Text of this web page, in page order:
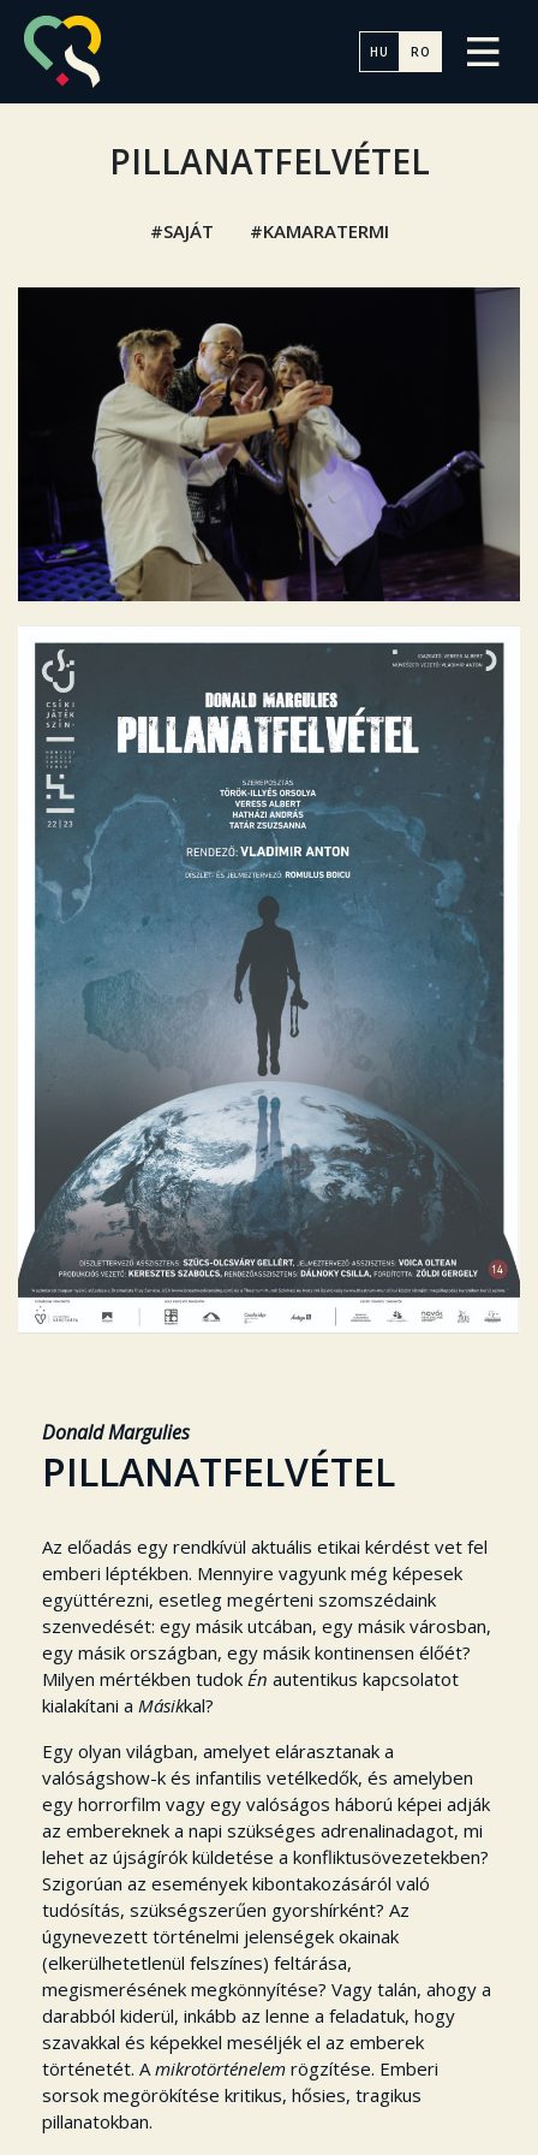
HU RO
PILLANATFELVÉTEL
SAJÁT KAMARATERMI
Donald Margulies
PILLANATFELVÉTEL
Az előadás egy rendkívül aktuális etikai kérdést vet fel
emberi léptékben. Mennyire vagyunk még képesek
együttérezni, esetleg megérteni szomszédaink
szenvedését: egy másik utcában, egy másik városban,
egy másik országban, egy másik kontinensen élőét?
Milyen mértékben tudok Én autentikus kapcsolatot
kialakítani a Másikkal?
Egy olyan világban, amelyet elárasztanak a
valóságshow-k és infantilis vetélkedők, és amelyben
egy horrorfilm vagy egy valóságos háború képei adják
az embereknek a napi szükséges adrenalinadagot, mi
lehet az újságírók küldetése a konfliktusövezetekben?
Szigorúan az események kibontakozásáról való
tudósítás, szükségszerűen gyorshírként? Az
úgynevezett történelmi jelenségek okainak
(elkerülhetetlenül felszínes) feltárása,
megismerésének megkönnyítése? Vagy talán, ahogy a
darabból kiderül, inkább az lenne a feladatuk, hogy
szavakkal és képekkel meséljék el az emberek
történetét. A mikrotörténelem rögzítése. Emberi
sorsok megörökítése kritikus, hősies, tragikus
pillanatokban.